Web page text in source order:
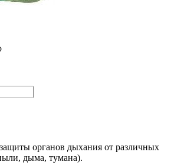
органов дыхания от различных
дыма, тумана).